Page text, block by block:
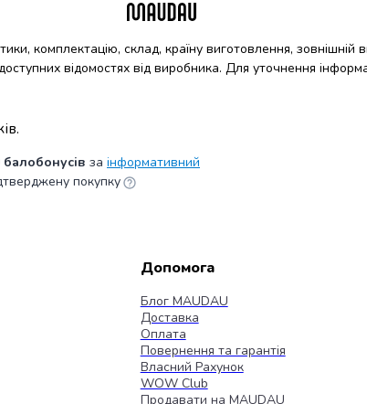
комплектацію, склад, країну виготовлення,
відомостях від виробника. Для уточнення
балобонусів за інформативний
покупку
Допомога
Блог MAUDAU
Доставка
Оплата
Повернення та гарантія
Власний Рахунок
WOW Club
Продавати на MAUDAU